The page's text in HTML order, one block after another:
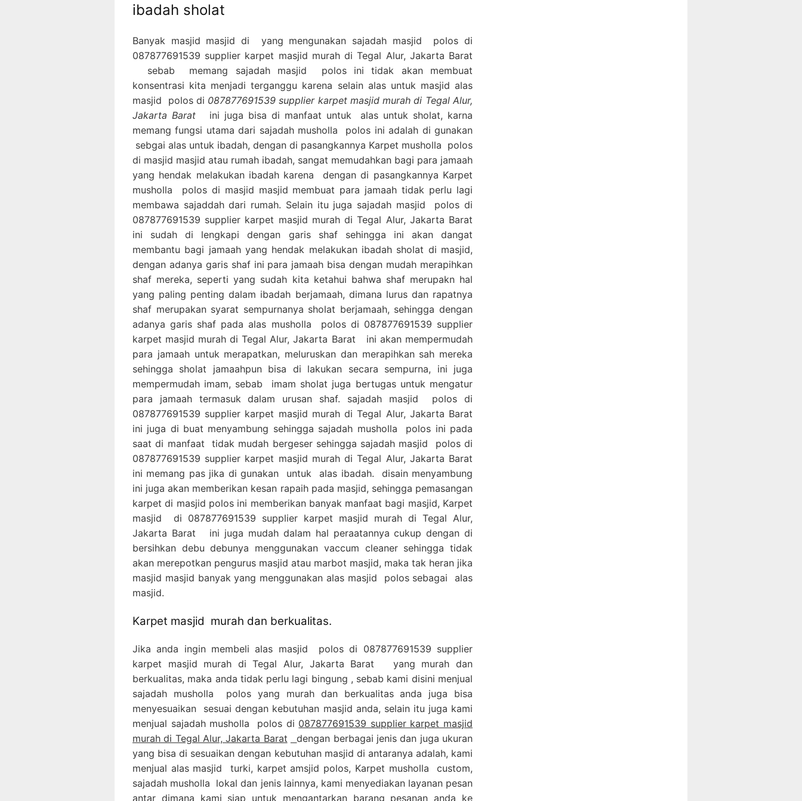
ibadah sholat
Banyak masjid masjid di yang mengunakan sajadah masjid polos di
087877691539 supplier karpet masjid murah di Tegal Alur, Jakarta Barat
sebab memang sajadah masjid polos ini tidak akan membuat
konsentrasi kita menjadi terganggu karena selain alas untuk masjid alas
masjid polos di 087877691539 supplier karpet masjid murah di Tegal Alur,
Jakarta Barat
ini juga bisa di manfaat untuk alas untuk sholat, karna
memang fungsi utama dari sajadah musholla polos ini adalah di gunakan
sebgai alas untuk ibadah, dengan di pasangkannya Karpet musholla polos
di masjid masjid atau rumah ibadah, sangat memudahkan bagi para jamaah
yang hendak melakukan ibadah karena dengan di pasangkannya Karpet
musholla polos di masjid masjid membuat para jamaah tidak perlu lagi
membawa sajaddah dari rumah. Selain itu juga sajadah masjid polos di
087877691539 supplier karpet masjid murah di Tegal Alur, Jakarta Barat
ini sudah di lengkapi dengan garis shaf sehingga ini akan dangat
membantu bagi jamaah yang hendak melakukan ibadah sholat di masjid,
dengan adanya garis shaf ini para jamaah bisa dengan mudah merapihkan
shaf mereka, seperti yang sudah kita ketahui bahwa shaf merupakn hal
yang paling penting dalam ibadah berjamaah, dimana lurus dan rapatnya
shaf merupakan syarat sempurnanya sholat berjamaah, sehingga dengan
adanya garis shaf pada alas musholla polos di 087877691539 supplier
karpet masjid murah di Tegal Alur, Jakarta Barat ini akan mempermudah
para jamaah untuk merapatkan, meluruskan dan merapihkan sah mereka
sehingga sholat jamaahpun bisa di lakukan secara sempurna, ini juga
mempermudah imam, sebab imam sholat juga bertugas untuk mengatur
para jamaah termasuk dalam urusan shaf. sajadah masjid polos di
087877691539 supplier karpet masjid murah di Tegal Alur, Jakarta Barat
ini juga di buat menyambung sehingga sajadah musholla polos ini pada
saat di manfaat tidak mudah bergeser sehingga sajadah masjid polos di
087877691539 supplier karpet masjid murah di Tegal Alur, Jakarta Barat
ini memang pas jika di gunakan untuk alas ibadah. disain menyambung
ini juga akan memberikan kesan rapaih pada masjid, sehingga pemasangan
karpet di masjid polos ini memberikan banyak manfaat bagi masjid, Karpet
masjid di 087877691539 supplier karpet masjid murah di Tegal Alur,
Jakarta Barat ini juga mudah dalam hal peraatannya cukup dengan di
bersihkan debu debunya menggunakan vaccum cleaner sehingga tidak
akan merepotkan pengurus masjid atau marbot masjid, maka tak heran jika
masjid masjid banyak yang menggunakan alas masjid polos sebagai alas
masjid.
Karpet masjid murah dan berkualitas.
Jika anda ingin membeli alas masjid polos di 087877691539 supplier
karpet masjid murah di Tegal Alur, Jakarta Barat yang murah dan
berkualitas, maka anda tidak perlu lagi bingung , sebab kami disini menjual
sajadah musholla polos yang murah dan berkualitas anda juga bisa
menyesuaikan sesuai dengan kebutuhan masjid anda, selain itu juga kami
menjual sajadah musholla polos di 087877691539 supplier karpet masjid
murah di Tegal Alur, Jakarta Barat
dengan berbagai jenis dan juga ukuran
yang bisa di sesuaikan dengan kebutuhan masjid di antaranya adalah, kami
menjual alas masjid turki, karpet amsjid polos, Karpet musholla custom,
sajadah musholla lokal dan jenis lainnya, kami menyediakan layanan pesan
antar dimana kami siap untuk mengantarkan barang pesanan anda ke